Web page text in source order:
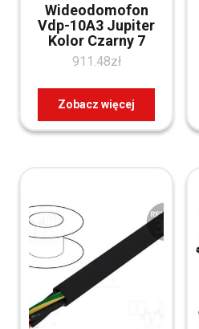
Wideodomofon
Vdp-10A3 Jupiter
Kolor Czarny 7
911.48zł
Zobacz więcej